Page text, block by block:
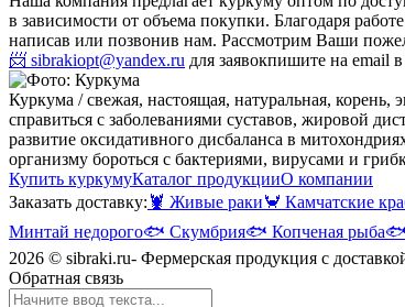
в зависимости от объема покупки. Благодаря
написав или позвонив нам. Рассмотрим Ваши
📨 sibrakiopt@yandex.ru для заявокпишите на email
Куркума / свежая, настоящая, натуральная, корень,
справиться с заболеваниями суставов, жировой
развитие оксидативного дисбаланса в
организму бороться с бактериями, вирусами и
Купить куркумуКаталог продукцииО компании
Заказать доставку: 🦞 Живые раки🦀 Камчатские
Минтай недорого🐟 Скумбрия🐟 Копченая рыба🐟
2026 © sibraki.ru- Фермерская продукция с
Обратная связь